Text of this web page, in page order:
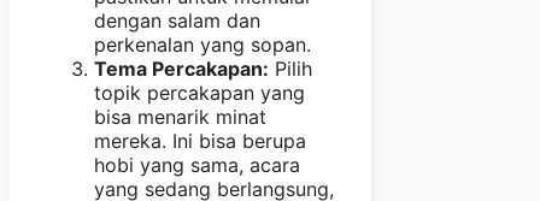
dengan salam dan
perkenalan yang sopan.
Tema Percakapan: Pilih
topik percakapan yang
bisa menarik minat
mereka. Ini bisa berupa
hobi yang sama, acara
yang sedang berlangsung,